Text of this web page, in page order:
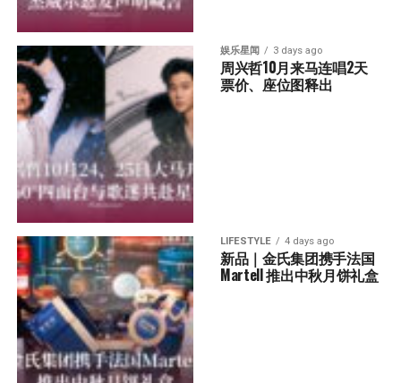
娱乐星闻 3 days ago
周兴哲10月来马连唱2天
票价、座位图释出
LIFESTYLE 4 days ago
新品｜金氏集团携手法国
Martell 推出中秋月饼礼盒